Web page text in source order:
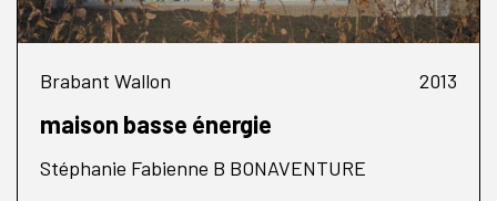
Brabant Wallon 2013
maison basse énergie
Stéphanie Fabienne B BONAVENTURE